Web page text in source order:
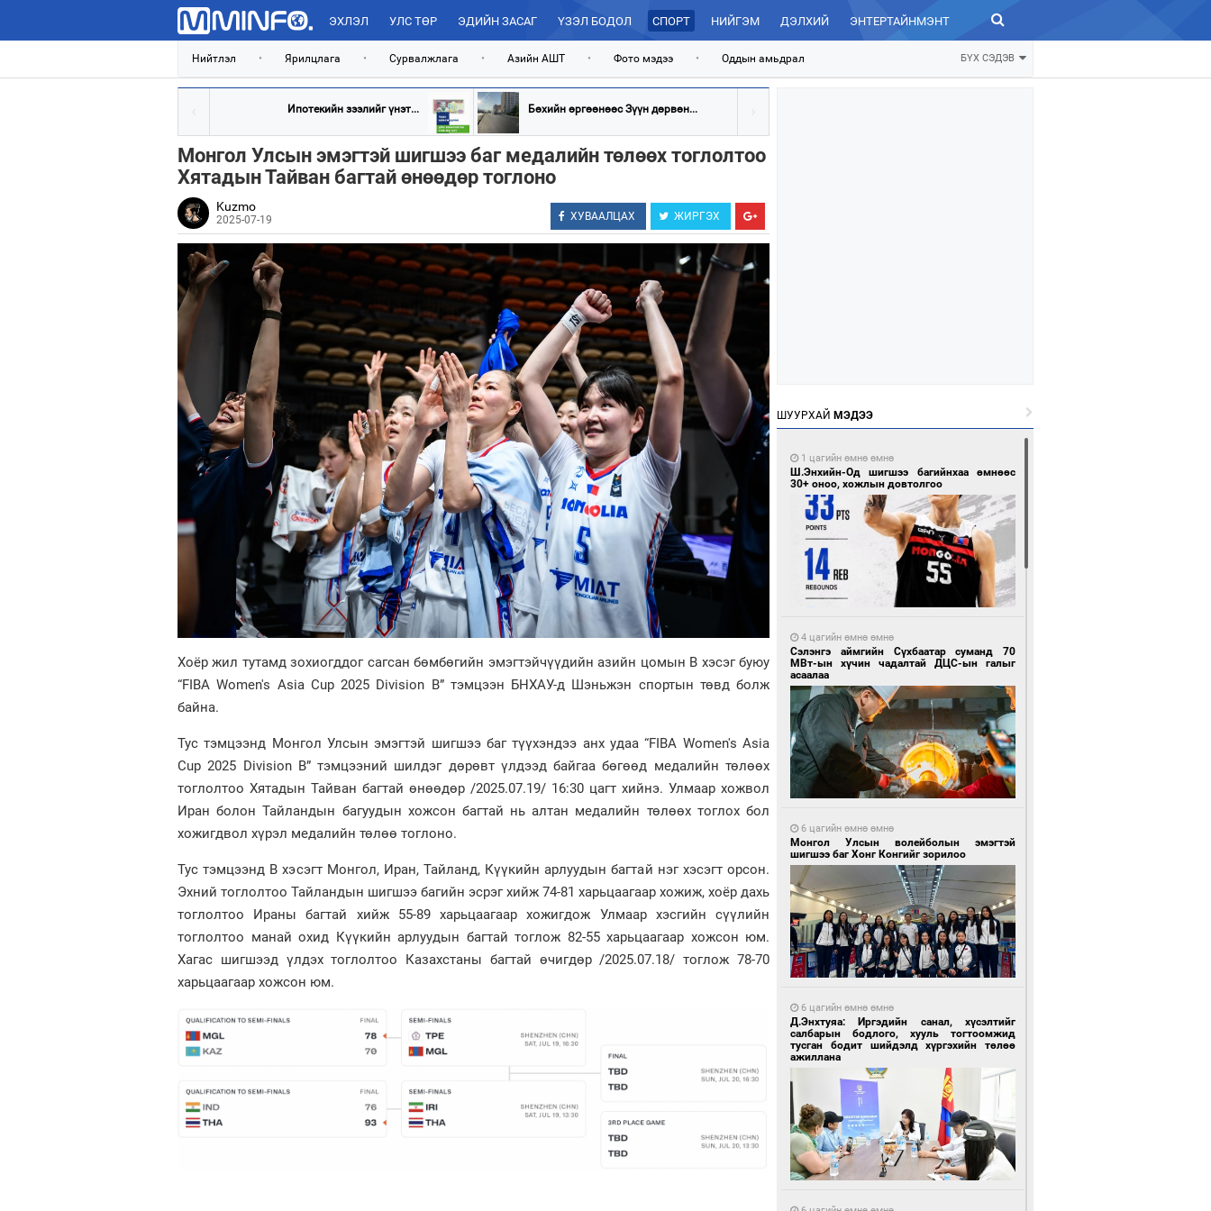
ЭХЛЭЛ УЛС ТӨР ЭДИЙН ЗАСАГ ҮЗЭЛ БОДОЛ СПОРТ НИЙГЭМ ДЭЛХИЙ ЭНТЕРТАЙНМЭНТ ЗУРХАЙ
Нийтлэл • Ярилцлага • Сурвалжлага • Азийн АШТ • Фото мэдээ • Оддын амьдрал БҮХ СЭДЭВ
Ипотекийн зээлийг үнэт... Бөхийн өргөөнөөс Зүүн дөрвөн...
Монгол Улсын эмэгтэй шигшээ баг медалийн төлөөх тоглолтоо
Хятадын Тайван багтай өнөөдөр тоглоно
Kuzmo
2025-07-19 ХУВААЛЦАХ ЖИРГЭХ
Хоёр жил тутамд зохиогддог сагсан бөмбөгийн эмэгтэйчүүдийн азийн цомын В хэсэг буюу
“FIBA Women's Asia Cup 2025 Division B” тэмцээн БНХАУ-д Шэньжэн спортын төвд болж
байна.
Тус тэмцээнд Монгол Улсын эмэгтэй шигшээ баг түүхэндээ анх удаа “FIBA Women's Asia
Cup 2025 Division B” тэмцээний шилдэг дөрөвт үлдээд байгаа бөгөөд медалийн төлөөх
тоглолтоо Хятадын Тайван багтай өнөөдөр /2025.07.19/ 16:30 цагт хийнэ. Улмаар хожвол
Иран болон Тайландын багуудын хожсон багтай нь алтан медалийн төлөөх тоглох бол
хожигдвол хүрэл медалийн төлөө тоглоно.
Тус тэмцээнд В хэсэгт Монгол, Иран, Тайланд, Күүкийн арлуудын багтай нэг хэсэгт орсон.
Эхний тоглолтоо Тайландын шигшээ багийн эсрэг хийж 74-81 харьцаагаар хожиж, хоёр дахь
тоглолтоо Ираны багтай хийж 55-89 харьцаагаар хожигдож Улмаар хэсгийн сүүлийн
тоглолтоо манай охид Күүкийн арлуудын багтай тоглож 82-55 харьцаагаар хожсон юм.
Хагас шигшээд үлдэх тоглолтоо Казахстаны багтай өчигдөр /2025.07.18/ тоглож 78-70
харьцаагаар хожсон юм.
ШУУРХАЙ МЭДЭЭ
1 цагийн өмнө өмнө
Ш.Энхийн-Од шигшээ багийнхаа өмнөөс
30+ оноо, хожлын довтолгоо
4 цагийн өмнө өмнө
Сэлэнгэ аймгийн Сүхбаатар суманд 70
МВт-ын хүчин чадалтай ДЦС-ын галыг
асаалаа
6 цагийн өмнө өмнө
Монгол Улсын волейболын эмэгтэй
шигшээ баг Хонг Конгийг зорилоо
6 цагийн өмнө өмнө
Д.Энхтуяа: Иргэдийн санал, хүсэлтийг
салбарын бодлого, хууль тогтоомжид
тусган бодит шийдэлд хүргэхийн төлөө
ажиллана